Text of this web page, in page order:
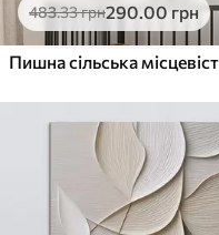
483.33грн290.00 грн